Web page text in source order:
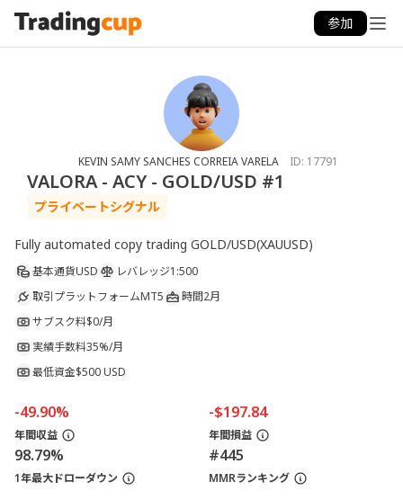
参加
KEVIN SAMY SANCHES CORREIA VARELA ID: 17791
VALORA - ACY - GOLD/USD #1
プライベートシグナル
Fully automated copy trading GOLD/USD(XAUUSD)
基本通貨USD レバレッジ1:500
取引プラットフォームMT5 時間2月
サブスク料$0/月
実績手数料35%/月
最低資金$500 USD
-49.90%
年間収益
-$197.84
年間損益
98.79%
1年最大ドローダウン
#445
MMRランキング